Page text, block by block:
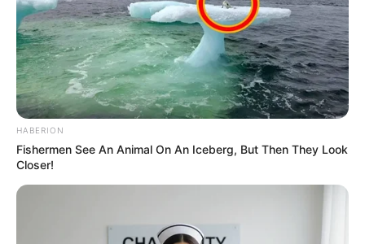
HABERION
Fishermen See An Animal On An Iceberg, But Then They Look
Closer!